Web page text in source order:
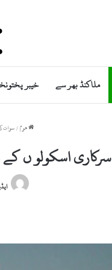
ملاکنڈ بھر سے خیبر
ھوم / سوات
سرکاری اسکولو ں کے